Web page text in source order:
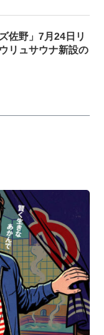
佐野」7月24日リ
リュサウナ新設の